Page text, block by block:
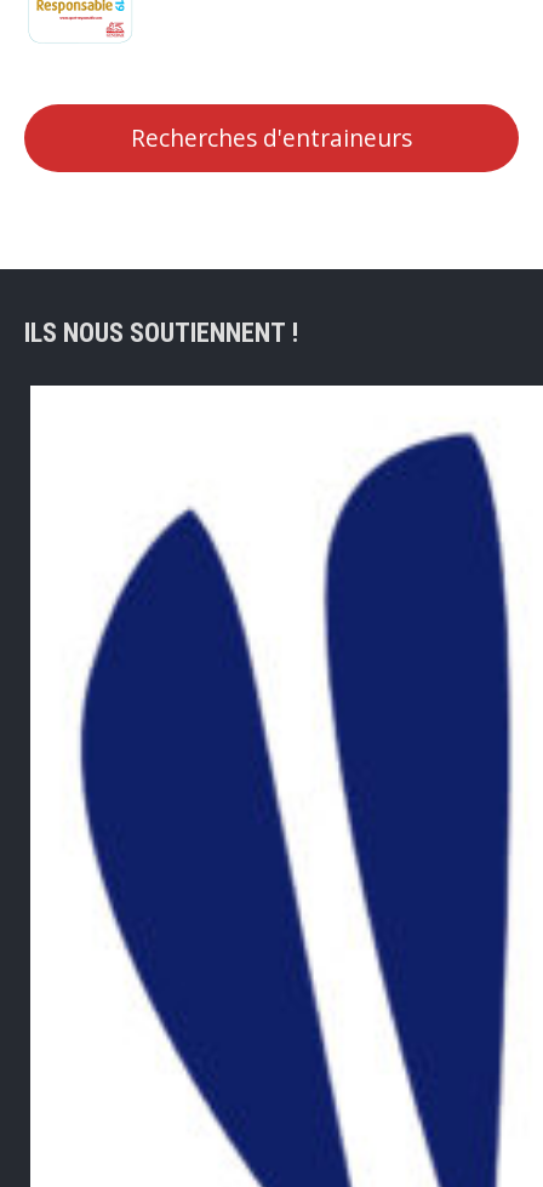
Recherches d'entraineurs
ILS NOUS SOUTIENNENT !